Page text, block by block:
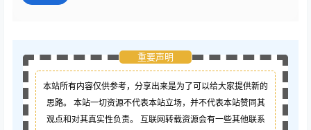
重要声明
本站所有内容仅供参考，分享出来是为了可以给大家提供新的
思路。 本站一切资源不代表本站立场，并不代表本站赞同其
观点和对其真实性负责。 互联网转载资源会有一些其他联系